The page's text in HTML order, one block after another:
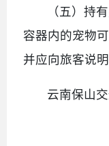
（五）持
容器内的宠物
并应向旅客说
云南保山